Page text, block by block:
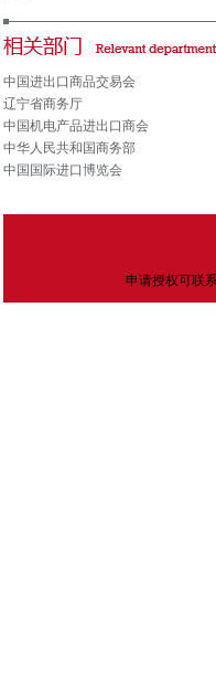
中国进出口商品交易会
辽宁省商务厅
中国机电产品进出口商会
中华人民共和国商务部
中国国际进口博览会
申请授权可联